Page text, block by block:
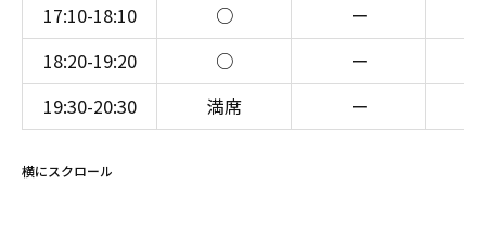
17:10-18:10
○ ー
18:20-19:20
○ ー
19:30-20:30
満席 ー
横にスクロール